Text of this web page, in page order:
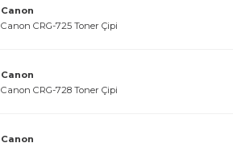
Canon
Canon CRG-725 Toner Çipi
Canon
Canon CRG-728 Toner Çipi
Canon